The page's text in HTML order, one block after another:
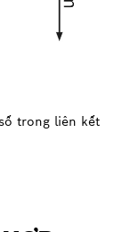
trong liên kết